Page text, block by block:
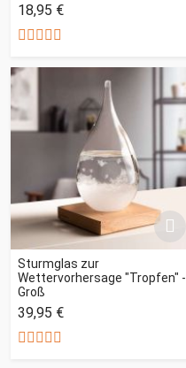
18,95 €
Sturmglas zur
Wettervorhersage "Tropfen" -
Groß
39,95 €